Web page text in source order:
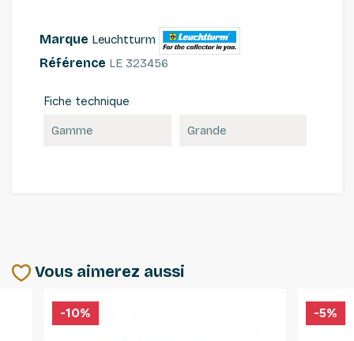
Marque Leuchtturm
Référence LE 323456
Fiche technique
Gamme Grande
Vous aimerez aussi
-10% -5%